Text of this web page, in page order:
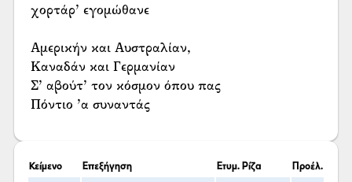
χορτάρ’ εγομώθανε
Αμερικήν και Αυστραλίαν,
Καναδάν και Γερμανίαν
Σ’ αβούτ’ τον κόσμον όπου πας
Πόντιο ’α συναντάς
Κείμενο Επεξήγηση Ετυμ. Ρίζα Προέλ.